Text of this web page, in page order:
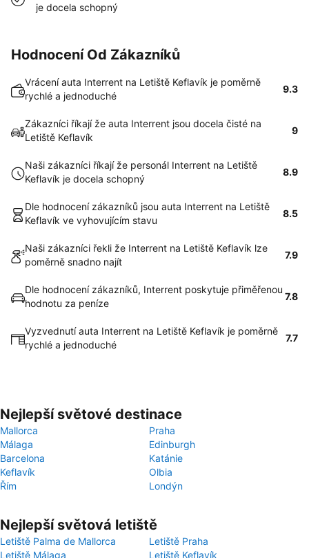
je docela schopný
Hodnocení Od Zákazníků
Vrácení auta Interrent na Letiště Keflavík je poměrně
rychlé a jednoduché
9.3
Zákazníci říkají že auta Interrent jsou docela čisté na
Letiště Keflavík
9
Naši zákazníci říkají že personál Interrent na Letiště
Keflavík je docela schopný
8.9
Dle hodnocení zákazníků jsou auta Interrent na Letiště
Keflavík ve vyhovujícím stavu
8.5
Naši zákazníci řekli že Interrent na Letiště Keflavík lze
poměrně snadno najít
7.9
Dle hodnocení zákazníků, Interrent poskytuje přiměřenou
hodnotu za peníze
7.8
Vyzvednutí auta Interrent na Letiště Keflavík je poměrně
rychlé a jednoduché
7.7
Nejlepší světové destinace
Mallorca
Praha
Málaga
Edinburgh
Barcelona
Katánie
Keflavík
Olbia
Řím
Londýn
Nejlepší světová letiště
Letiště Palma de Mallorca
Letiště Praha
Letiště Málaga
Letiště Keflavík